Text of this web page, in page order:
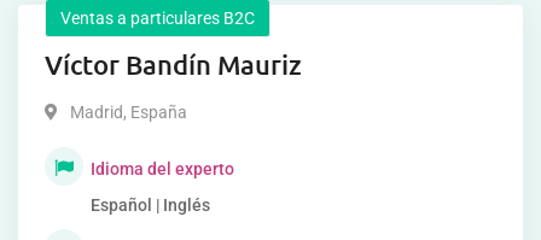
Ventas a particulares B2C
Víctor Bandín Mauriz
Madrid, España
Idioma del experto
Español | Inglés